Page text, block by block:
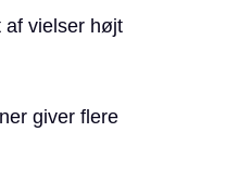
af vielser højt
giver flere